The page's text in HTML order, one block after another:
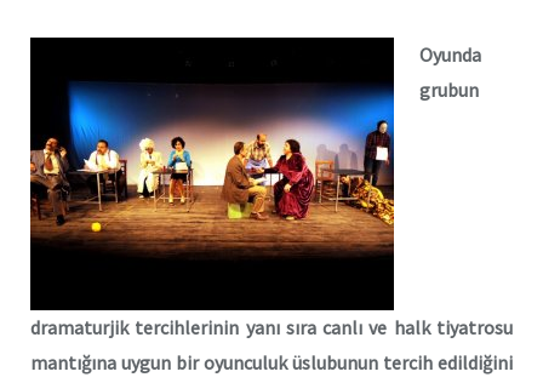
Oyunda
grubun
dramaturjik tercihlerinin yanı sıra canlı ve halk tiyatrosu
mantığına uygun bir oyunculuk üslubunun tercih edildiğini